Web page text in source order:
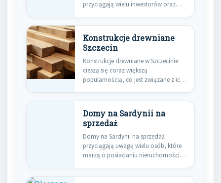
przyciągają wielu inwestorów oraz
Konstrukcje drewniane
Szczecin
Konstrukcje drewniane w Szczecinie
cieszą się coraz większą
popularnością, co jest związane z ich
Domy na Sardynii na
sprzedaż
Domy na Sardynii na sprzedaż
przyciągają uwagę wielu osób, które
marzą o posiadaniu nieruchomości